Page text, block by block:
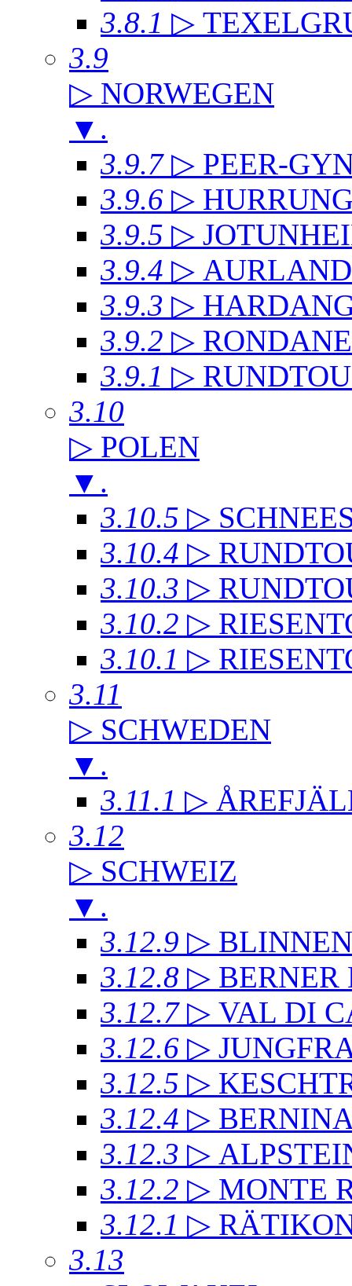
3.8.1 ▷
3.9
▷ NORWEGEN
▼ .
3.9.7 ▷ PEER-
3.9.6 ▷
3.9.5 ▷
3.9.4 ▷
3.9.3 ▷
3.9.2 ▷
3.9.1 ▷
3.10
▷ POLEN
▼ .
3.10.5 ▷
3.10.4 ▷
3.10.3 ▷
3.10.2 ▷
3.10.1 ▷
3.11
▷ SCHWEDEN
▼ .
3.11.1 ▷
3.12
▷ SCHWEIZ
▼ .
3.12.9 ▷
3.12.8 ▷ BERNER
3.12.7 ▷ VAL DI
3.12.6 ▷
3.12.5 ▷
3.12.4 ▷
3.12.3 ▷
3.12.2 ▷ MONTE
3.12.1 ▷
3.13